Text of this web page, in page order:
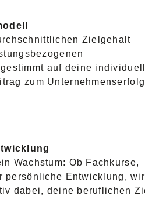
Zielgehalt
auf deine
zum
Wachstum: Ob Fachkurse,
persönliche Entwicklung, wir
dabei, deine beruflichen